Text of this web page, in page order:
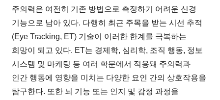
주의력은 여전히 기존 방법으로 측정하기 어려운 신경
기능으로 남아 있다. 다행히 최근 주목을 받는 시선 추적
(Eye Tracking, ET) 기술이 이러한 한계를 극복하는
희망이 되고 있다. ET는 경제학, 심리학, 조직 행동, 정보
시스템 및 마케팅 등 여러 학문에서 적용돼 주의력과
인간 행동에 영향을 미치는 다양한 요인 간의 상호작용을
탐구한다. 또한 뇌 기능 또는 인지 및 감정 과정을